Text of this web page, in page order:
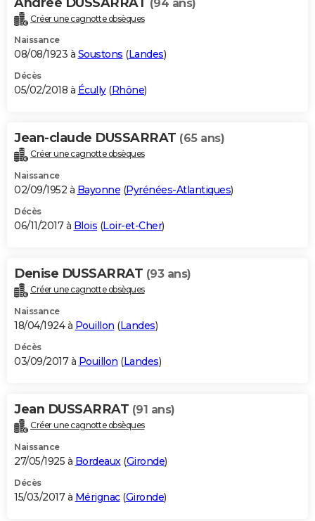
(94 ans)
Créer une cagnotte obsèques
Naissance
08/08/1923 à Soustons (Landes)
Décès
05/02/2018 à Écully(Rhône)
Jean-claude DUSSARRAT (65 ans)
Créer une cagnotte obsèques
Naissance
02/09/1952 à Bayonne (Pyrénées-Atlantiques)
Décès
06/11/2017 à Blois (Loir-et-Cher)
Denise DUSSARRAT (93 ans)
Créer une cagnotte obsèques
Naissance
18/04/1924 à Pouillon (Landes)
Décès
03/09/2017 à Pouillon (Landes)
Jean DUSSARRAT (91 ans)
Créer une cagnotte obsèques
Naissance
27/05/1925 à Bordeaux(Gironde)
Décès
15/03/2017 à Mérignac(Gironde)